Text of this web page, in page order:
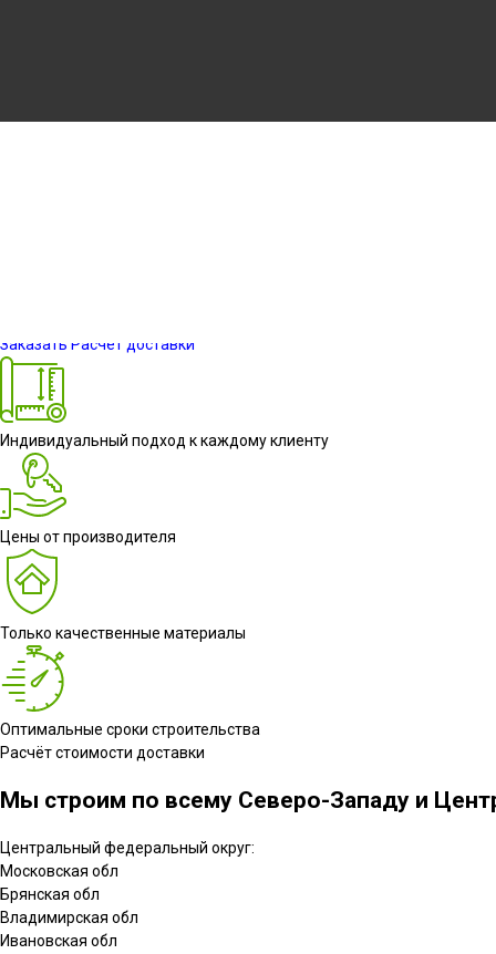
Заказать Расчет доставки
Индивидуальный подход к каждому клиенту
Цены от производителя
Только качественные материалы
Оптимальные сроки строительства
Расчёт стоимости доставки
Мы строим по всему Северо-Западу и
Центральный федеральный округ:
Московская обл
Брянская обл
Владимирская обл
Ивановская обл